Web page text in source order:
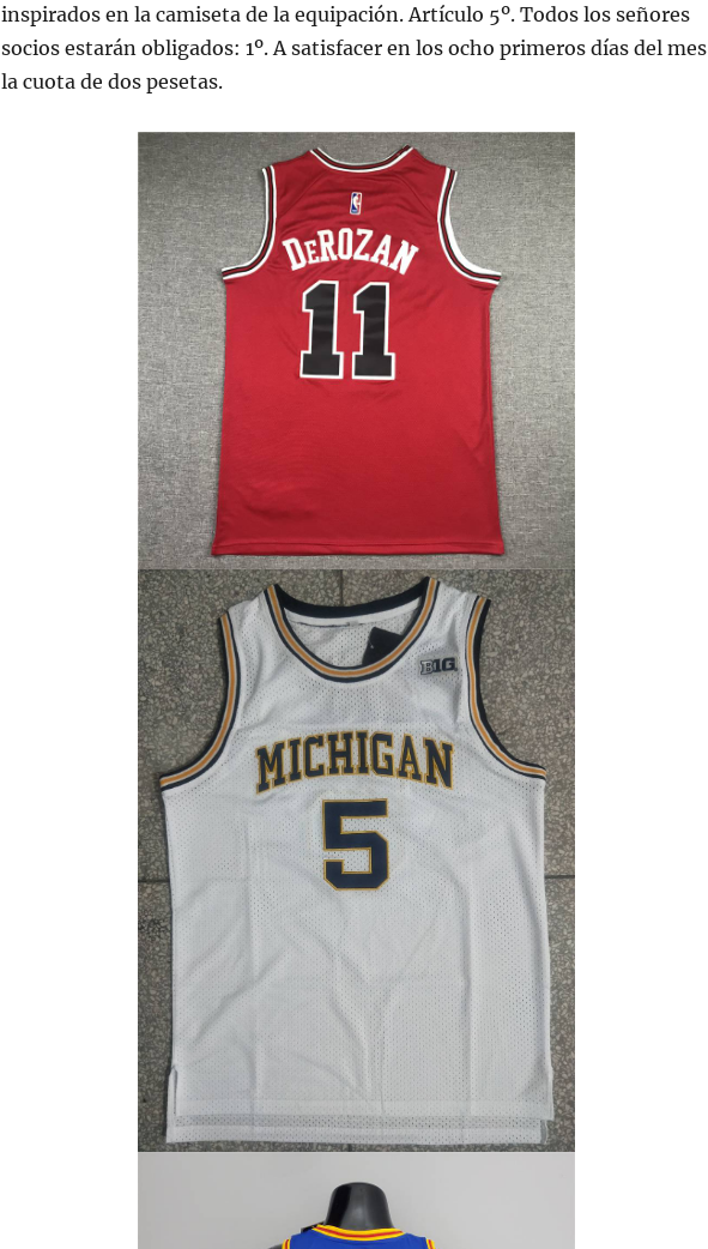
inspirados en la camiseta de la equipación. Artículo 5º. Todos los señores
socios estarán obligados: 1º. A satisfacer en los ocho primeros días del mes
la cuota de dos pesetas.